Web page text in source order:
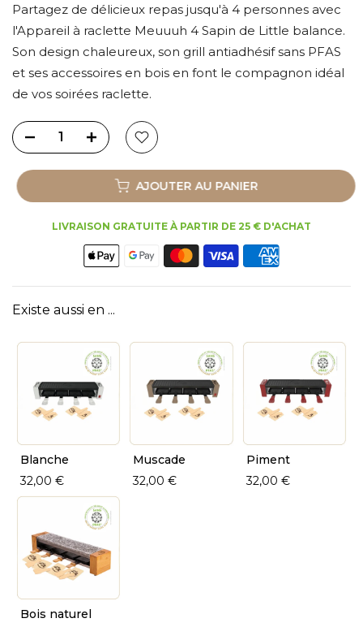
Partagez de délicieux repas jusqu'à 4 personnes avec
l'Appareil à raclette Meuuuh 4 Sapin de Little balance.
Son design chaleureux, son grill antiadhésif sans PFAS
et ses accessoires en bois en font le compagnon idéal
de vos soirées raclette.
AJOUTER AU PANIER
LIVRAISON GRATUITE À PARTIR DE 25 € D'ACHAT
Existe aussi en ...
Blanche
32,00 €
Muscade
32,00 €
Piment
32,00 €
Bois naturel